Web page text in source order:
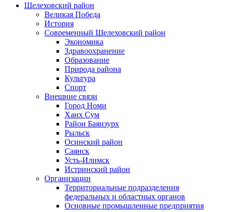
Шелеховский район
Великая Победа
История
Современный Шелеховский район
Экономика
Здравоохранение
Образование
Природа района
Культура
Спорт
Внешние связи
Город Номи
Ханх Сум
Район Баянзурх
Рыльск
Осинский район
Саянск
Усть-Илимск
Истринский район
Организации
Территориальные подразделения
федеральных и областных органов
Основные промышленные предприятия